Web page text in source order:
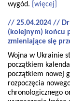
wygód.
[więcej]
// 25.04.2024 // Dr
(kolejnym) końcu
zmieniające się
Wojna w Ukrainie
początkiem
początkiem nowej
rozpoczęcia
chronologicznego